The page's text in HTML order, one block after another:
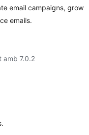
email campaigns, grow
emails.
amb 7.0.2